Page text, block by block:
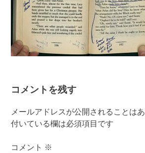
コメントを残す
メールアドレスが公開されることはあ
付いている欄は必須項目です
コメント ※